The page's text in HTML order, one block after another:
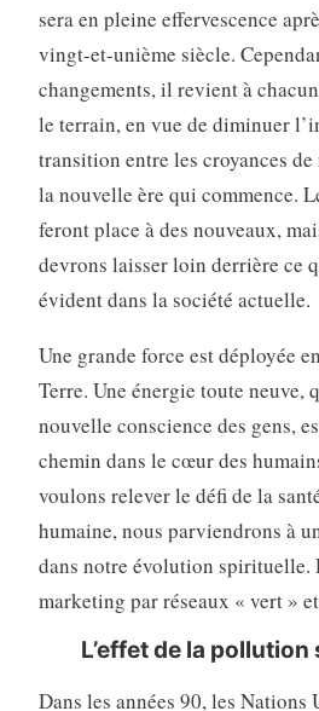
sera en pleine effervescence
vingt-et-unième siècle.
changements, il revient à
le terrain, en vue de diminuer
transition entre les croyances
la nouvelle ère qui commence.
feront place à des nouveaux,
devrons laisser loin derrière ce
évident dans la société actuelle.
Une grande force est déployée
Terre. Une énergie toute neuve,
nouvelle conscience des gens,
chemin dans le cœur des
voulons relever le défi de la
humaine, nous parviendrons à
dans notre évolution spirituelle.
marketing par réseaux « vert »
L’effet de la pollution
Dans les années 90, les Nations